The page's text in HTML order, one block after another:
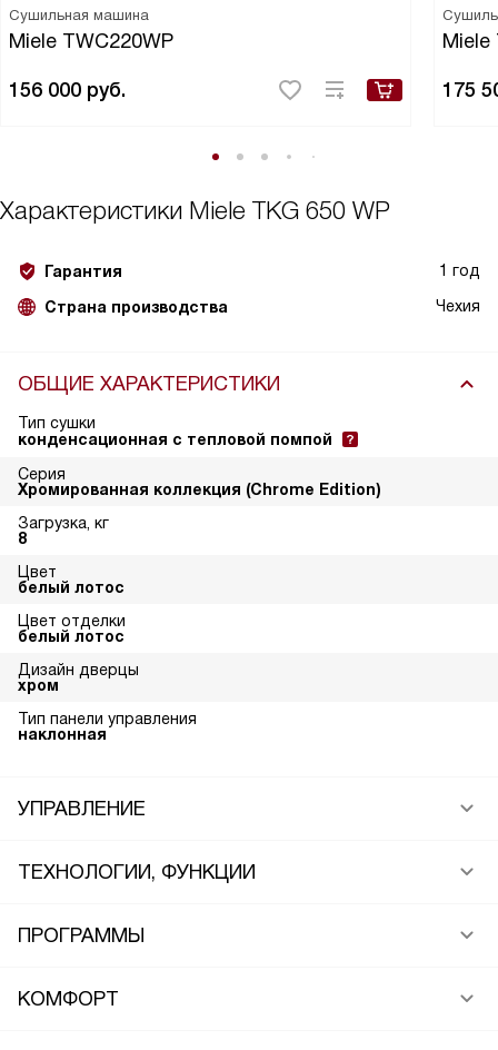
Сушильная машина
Miele TWC220WP
156 000 руб.
Miele
175
Характеристики Miele TKG 650 WP
Гарантия 1 год
Страна производства Чехия
ОБЩИЕ ХАРАКТЕРИСТИКИ
Тип сушки
конденсационная с тепловой помпой
Серия
Хромированная коллекция (Chrome Edition)
Загрузка, кг
8
Цвет
белый лотос
Цвет отделки
белый лотос
Дизайн дверцы
хром
Тип панели управления
наклонная
УПРАВЛЕНИЕ
ТЕХНОЛОГИИ, ФУНКЦИИ
ПРОГРАММЫ
КОМФОРТ